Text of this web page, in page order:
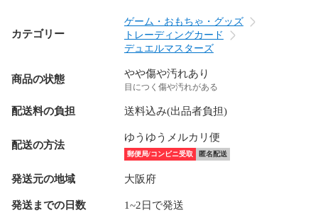
カテゴリー
ゲーム・おもちゃ・グッズ
トレーディングカード
デュエルマスターズ
商品の状態 やや傷や汚れあり
目につく傷や汚れがある
配送料の負担 送料込み(出品者負担)
配送の方法
ゆうゆうメルカリ便
郵便局/コンビニ受取 匿名配送
発送元の地域 大阪府
発送までの日数 1~2日で発送